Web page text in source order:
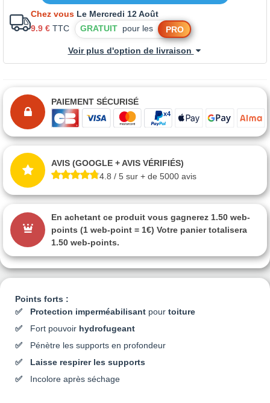
Points forts :
Protection imperméabilisant pour toiture
Fort pouvoir hydrofugeant
Pénètre les supports en profondeur
Laisse respirer les supports
Incolore après séchage
Chez vous Le Mercredi 12 Août
9.9 € TTC GRATUIT pour les PRO
Voir plus d'option de livraison
PAIEMENT SÉCURISÉ
AVIS (GOOGLE + AVIS VÉRIFIÉS)
4.8 / 5 sur + de 5000 avis
En achetant ce produit vous gagnerez 1.50 web-
points (1 web-point = 1€) Votre panier totalisera
1.50 web-points.